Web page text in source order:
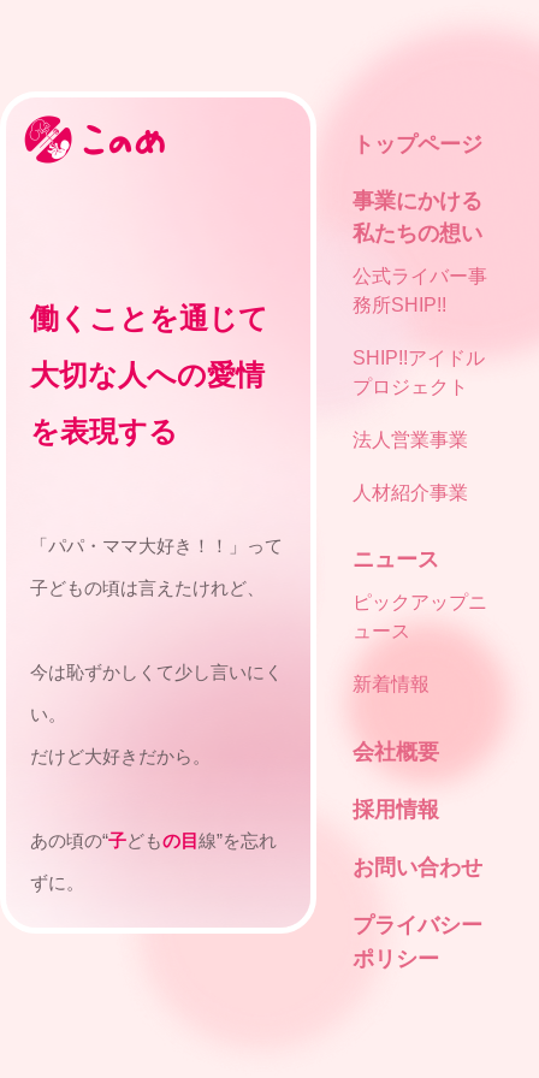
働くことを通じて
大切な人への愛情
を表現する
「パパ・ママ大好き！！」って
子どもの頃は言えたけれど、
今は恥ずかしくて少し言いにく
い。
だけど大好きだから。
あの頃の“子どもの目 線”を忘れ
ずに。
トップページ
事業にかける
私たちの想い
公式ライバー事
務所SHIP!!
SHIP!!アイドル
プロジェクト
法人営業事業
人材紹介事業
ニュース
ピックアップニ
ュース
新着情報
会社概要
採用情報
お問い合わせ
プライバシー
ポリシー